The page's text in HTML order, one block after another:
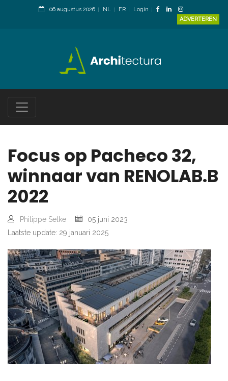
06 augustus 2026 NL FR
Login
ADVERTEREN
Focus op Pacheco 32,
winnaar van RENOLAB.B
2022
Philippe Selke
05 juni 2023
Laatste update: 29 januari 2025